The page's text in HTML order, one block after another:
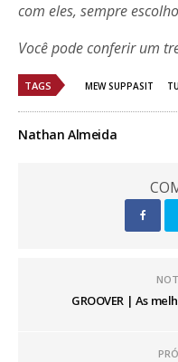
com eles, sempre
Você pode conferir um
TAGS MEW SUPPASIT
Nathan Almeida
GROOVER | As